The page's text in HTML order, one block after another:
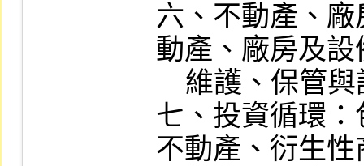
六、不動產、
動產、廠房及
七、投資循環
不動產、衍生